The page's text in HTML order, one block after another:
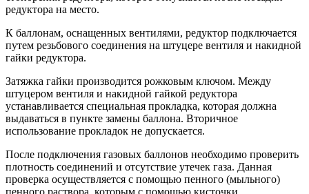
редуктора на место.
К баллонам, оснащенных вентилями, редуктор подключается
путем резьбового соединения на штуцере вентиля и накидной
гайки редуктора.
Затяжка гайки производится рожковым ключом. Между
штуцером вентиля и накидной гайкой редуктора
устанавливается специальная прокладка, которая должна
выдаваться в пункте замены баллона. Вторичное
использование прокладок не допускается.
После подключения газовых баллонов необходимо проверить
плотность соединений и отсутствие утечек газа. Данная
проверка осуществляется с помощью пенного (мыльного)
пенного раствора, которым с помощью кисточки